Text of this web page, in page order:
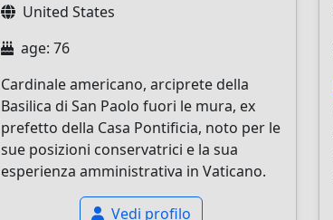
United States
age: 76
Cardinale americano, arciprete della
Basilica di San Paolo fuori le mura, ex
prefetto della Casa Pontificia, noto per le
sue posizioni conservatrici e la sua
esperienza amministrativa in Vaticano.
Vedi profilo